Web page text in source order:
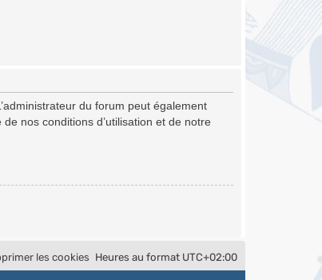
du forum peut également
nos conditions d’utilisation et de notre
Heures au format UTC+02:00
les cookies